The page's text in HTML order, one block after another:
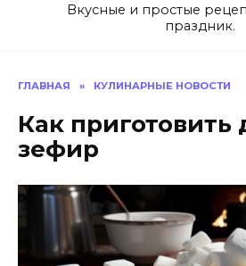
Вкусные и простые
праздник.
ГЛАВНАЯ » КУЛИНАРНЫЕ НОВОСТИ
Как
зефир